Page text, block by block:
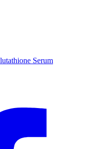
Serum